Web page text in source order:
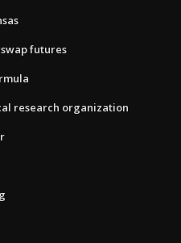
futures
research organization